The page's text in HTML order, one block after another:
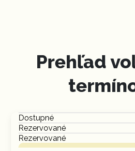
Prehľad
Dostupné
Rezervované
Rezervované